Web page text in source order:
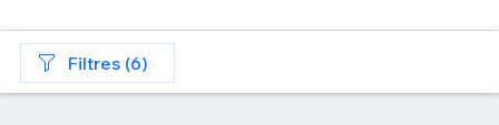
Filtres (6)